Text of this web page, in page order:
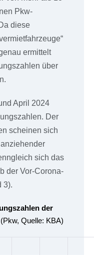
Pkw-
diese
ermittelt
über
April 2024
Der
scheinen sich
sich das
der Vor-Corona-
3).
der
Quelle: KBA)